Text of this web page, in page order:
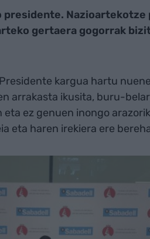
presidente. Nazioartekotze
gertaera gogorrak
kargua hartu
arrakasta ikusita, buru-
ez genuen inongo
eta haren irekiera ere